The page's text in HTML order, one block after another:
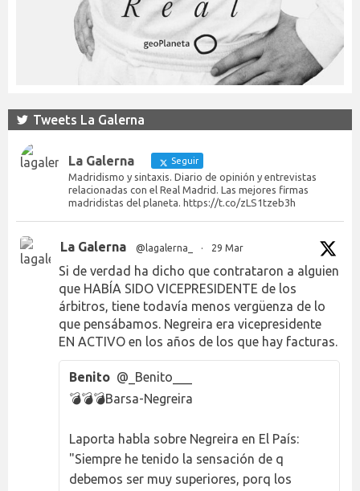
Tweets La Galerna
La Galerna Seguir
Madridismo y sintaxis. Diario de opinión y entrevistas
relacionadas con el Real Madrid. Las mejores firmas
madridistas del planeta. https://t.co/zLS1tzeb3h
La Galerna @lagalerna_ · 29 Mar
Si de verdad ha dicho que contrataron a alguien
que HABÍA SIDO VICEPRESIDENTE de los
árbitros, tiene todavía menos vergüenza de lo
que pensábamos. Negreira era vicepresidente
EN ACTIVO en los años de los que hay facturas.
Benito @_Benito___
💣💣💣Barsa-Negreira
Laporta habla sobre Negreira en El País:
"Siempre he tenido la sensación de q
debemos ser muy superiores, porq los